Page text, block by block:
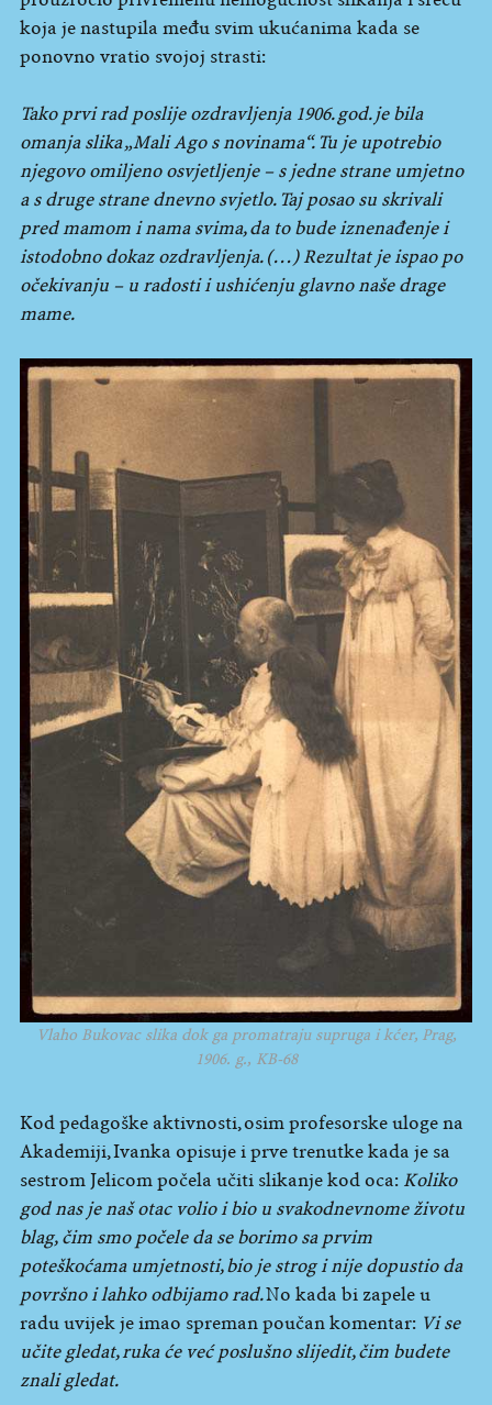
koja je nastupila među svim ukućanima kada se
ponovno vratio svojoj strasti:
Tako prvi rad poslije ozdravljenja 1906. god. je bila
omanja slika „Mali Ago s novinama“. Tu je upotrebio
njegovo omiljeno osvjetljenje – s jedne strane umjetno
a s druge strane dnevno svjetlo. Taj posao su skrivali
pred mamom i nama svima, da to bude iznenađenje i
istodobno dokaz ozdravljenja. (…) Rezultat je ispao po
očekivanju – u radosti i ushićenju glavno naše drage
mame.
Vlaho Bukovac slika dok ga promatraju supruga i kćer, Prag,
1906. g., KB-68
Kod pedagoške aktivnosti, osim profesorske uloge na
Akademiji, Ivanka opisuje i prve trenutke kada je sa
sestrom Jelicom počela učiti slikanje kod oca: Koliko
god nas je naš otac volio i bio u svakodnevnome životu
blag, čim smo počele da se borimo sa prvim
poteškoćama umjetnosti, bio je strog i nije dopustio da
površno i lahko odbijamo rad.No kada bi zapele u
radu uvijek je imao spreman poučan komentar: Vi se
učite gledat, ruka će već poslušno slijedit, čim budete
znali gledat.